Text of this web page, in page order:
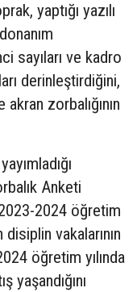
yaptığı yazılı
sayıları ve kadro
derinleştirdiğini,
zorbalığının
Anketi
2024 öğretim
vakalarının
öğretim yılında
yaşandığını